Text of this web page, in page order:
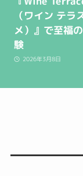
（ワイン テラ
メ）』で至福
験
2026年3月8日